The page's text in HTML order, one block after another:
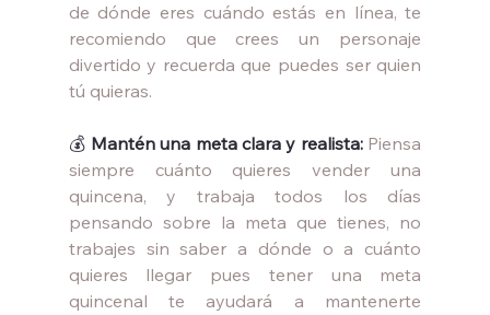
de dónde eres cuándo estás en línea, te
recomiendo que crees un personaje
divertido y recuerda que puedes ser quien
tú quieras.
💰 Mantén una meta clara y realista: Piensa
siempre cuánto quieres vender una
quincena, y trabaja todos los días
pensando sobre la meta que tienes, no
trabajes sin saber a dónde o a cuánto
quieres llegar pues tener una meta
quincenal te ayudará a mantenerte